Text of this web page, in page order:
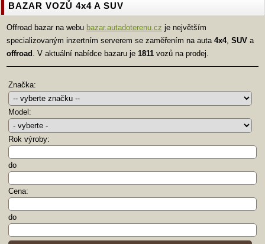
BAZAR VOZŮ 4x4 A SUV
Offroad bazar na webu bazar.autadoterenu.cz je největším
specializovaným inzertním serverem se zaměřením na auta 4x4, SUV a
offroad . V aktuální nabídce bazaru je 1811 vozů na prodej.
Značka:
Model:
Rok výroby:
do
Cena:
do